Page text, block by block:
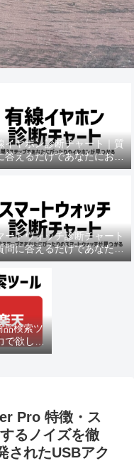
イヤホン診断チャート｜質
答えるだけであなたにおす
すめの機種がわかる
ートウォッチ診断チャート
問に答えるだけであなたに
おすすめの機種がわかる
品検索ツ
で欲しい
ク
Pro 特徴・ス
るノイズを徹
されたUSBアク